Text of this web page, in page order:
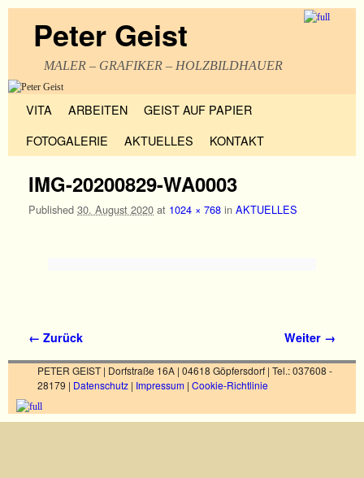
Peter Geist
MALER – GRAFIKER – HOLZBILDHAUER
VITA ARBEITEN
GEIST AUF PAPIER
FOTOGALERIE
AKTUELLES KONTAKT
IMG-20200829-WA0003
Published 30. August 2020 at 1024 × 768 in AKTUELLES
Bilder-Navigation
← Zurück Weiter →
PETER GEIST | Dorfstraße 16A | 04618 Göpfersdorf | Tel.: 037608 -
28179 | Datenschutz | Impressum | Cookie-Richtlinie